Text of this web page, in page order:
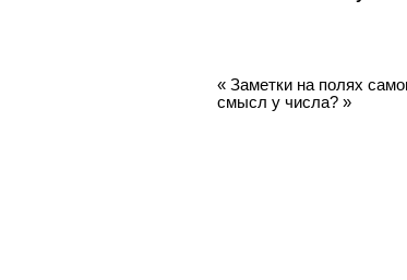
« Заметки на полях
смысл у числа? »